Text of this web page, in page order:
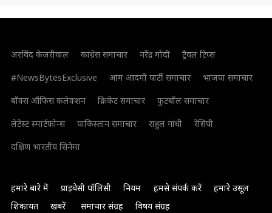
अरविंद केजरीवाल कांग्रेस समाचार नरेंद्र मोदी
ट्रैवल टिप्स
#NewsBytesExclusive
आम आदमी पार्टी समाचार
भाजपा समाचार
बॉक्स ऑफिस कलेक्शन
क्रिकेट समाचार
फुटबॉल समाचार
लेटेस्ट स्मार्टफोन्स
पाकिस्तान समाचार राहुल गांधी
रेसिपी
दक्षिण भारतीय सिनेमा
हमारे बारे में प्राइवेसी पॉलिसी नियम हमसे संपर्क करें
हमारे उसूल
शिकायत
खबरें समाचार संग्रह विषय संग्रह